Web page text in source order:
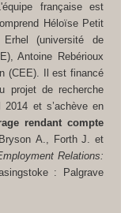
française est
Héloïse Petit
(université de
Antoine Rebérioux
(CEE). Il est financé
projet de recherche
et s’achève en
rendant compte
A., Forth J. et
Relations:
: Palgrave